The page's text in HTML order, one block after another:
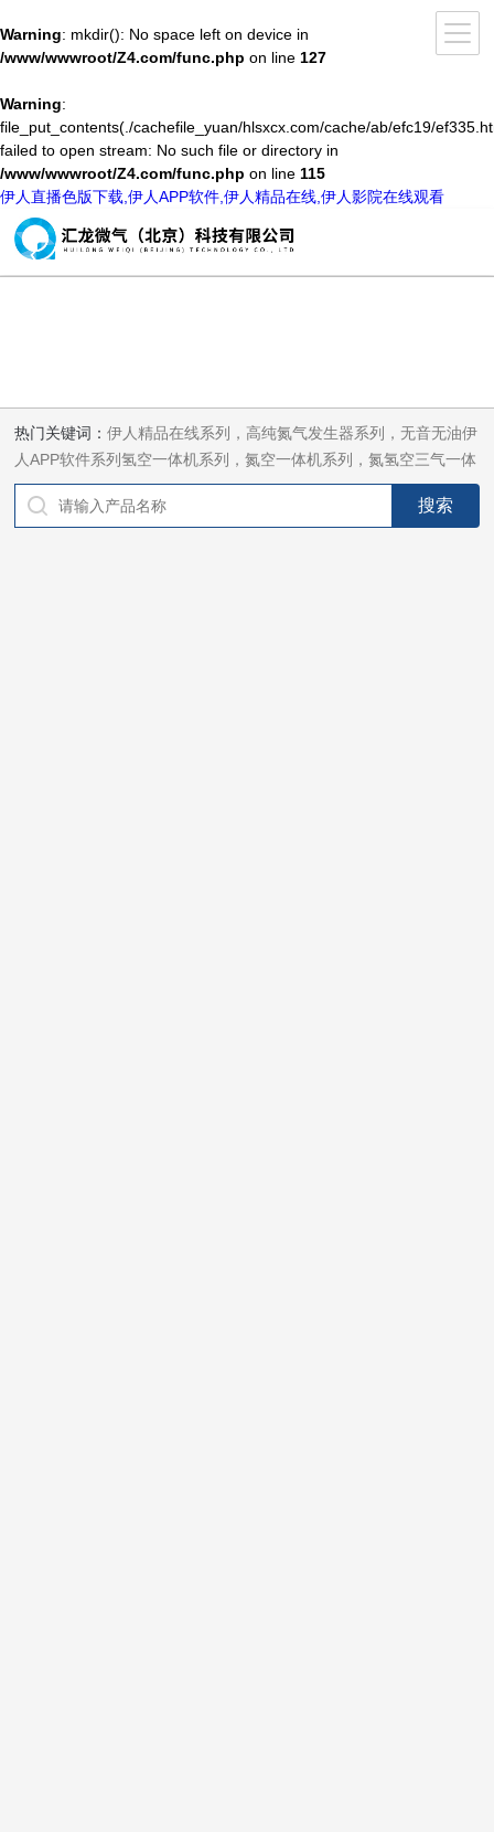
Warning: mkdir(): No space left on device in
/www/wwwroot/Z4.com/func.php on line 127
Warning:
file_put_contents(./cachefile_yuan/hlsxcx.com/cache/ab/efc19/
failed to open stream: No such file or directory in
/www/wwwroot/Z4.com/func.php on line 115
伊人直播色版下载,伊人APP软件,伊人精品在线,伊人影院在线观看
热门关键词：伊人精品在线系列，高纯氮气发生器系列，无音无油伊
人APP软件系列氢空一体机系列，氮空一体机系列，氮氢空三气一体
机系列，气体净化器系列，代理日本DKK-TOA水质分析，水质检测
仪器，代理南韩SitekPH/离子计，DO计，电导计，多功能计，